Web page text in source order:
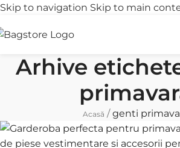
Skip to navigation Skip to main
Transport gratuit
Arhive
Acasă /genti